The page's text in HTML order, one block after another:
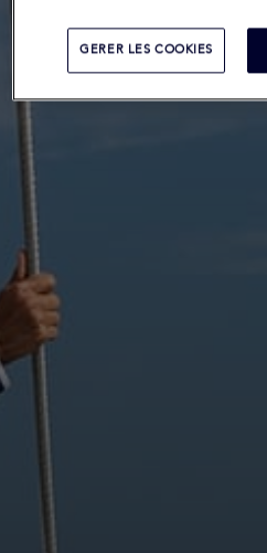
GERER LES COOKIES